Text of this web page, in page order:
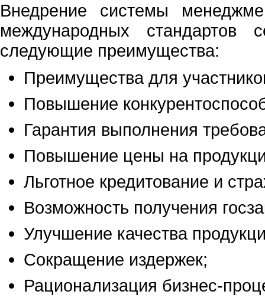
Внедрение системы
международных
следующие преимущества:
Преимущества для
Повышение
Гарантия выполнения
Повышение цены на
Льготное кредитование и
Возможность получения
Улучшение качества
Сокращение издержек;
Рационализация бизнес-